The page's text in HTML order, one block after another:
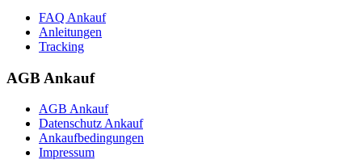
FAQ Ankauf
Anleitungen
Tracking
AGB Ankauf
AGB Ankauf
Datenschutz Ankauf
Ankaufbedingungen
Impressum